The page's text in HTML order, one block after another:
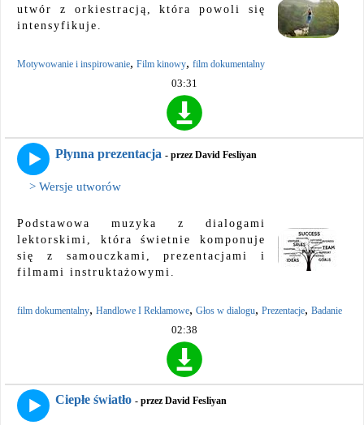
utwór z orkiestracją, która powoli się
intensyfikuje.
Motywowanie i inspirowanie, Film kinowy, film dokumentalny
03:31
Płynna prezentacja - przez David Fesliyan
> Wersje utworów
Podstawowa muzyka z dialogami
lektorskimi, która świetnie komponuje
się z samouczkami, prezentacjami i
filmami instruktażowymi.
film dokumentalny, Handlowe I Reklamowe, Głos w dialogu, Prezentacje, Badanie
02:38
Ciepłe światło - przez David Fesliyan